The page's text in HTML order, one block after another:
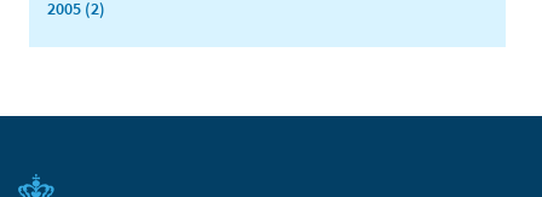
2005 (2)